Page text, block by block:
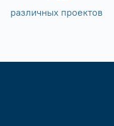
различных проектов